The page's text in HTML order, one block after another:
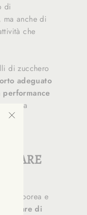
di
anche di
che
di zucchero
adeguato
performance
e una
corporea e
di